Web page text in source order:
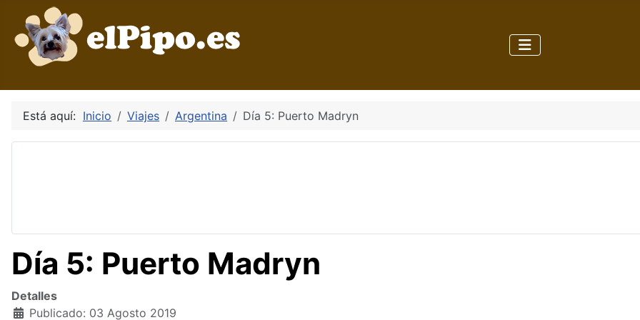
Está aquí: Inicio Viajes Argentina Día 5: Puerto Madryn
Día 5: Puerto Madryn
Detalles
Publicado: 03 Agosto 2019